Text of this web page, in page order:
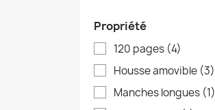
Propriété
120 pages (4)
Housse amovible (3)
Manches longues (1)